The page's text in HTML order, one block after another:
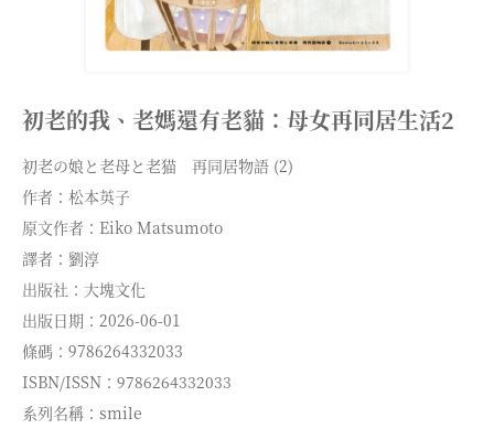
初老的我、老媽還有老貓：母女再同居生活2
初老の娘と老母と老猫 再同居物語 (2)
作者：松本英子
原文作者：Eiko Matsumoto
譯者：劉淳
出版社：大塊文化
出版日期：2026-06-01
條碼：9786264332033
ISBN/ISSN：9786264332033
系列名稱：smile